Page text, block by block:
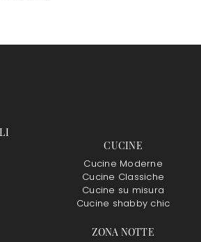
CUCINE
Cucine Moderne
Cucine Classiche
Cucine su misura
Cucine shabby chic
ZONA NOTTE